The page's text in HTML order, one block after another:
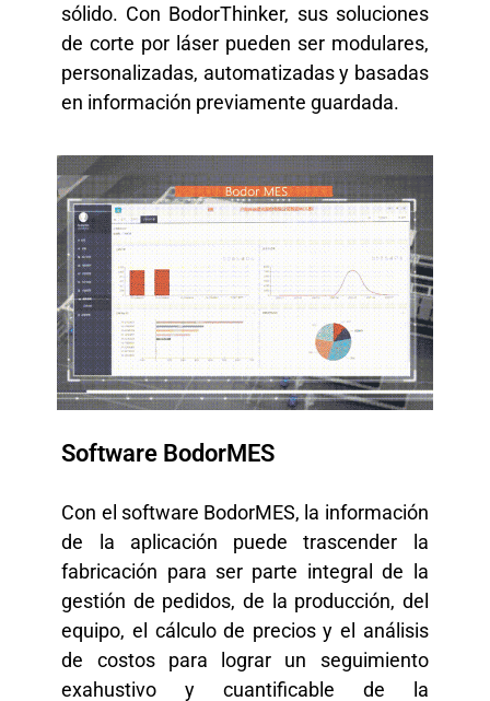
sólido. Con BodorThinker, sus soluciones
de corte por láser pueden ser modulares,
personalizadas, automatizadas y basadas
en información previamente guardada.
Software BodorMES
Con el software BodorMES, la información
de la aplicación puede trascender la
fabricación para ser parte integral de la
gestión de pedidos, de la producción, del
equipo, el cálculo de precios y el análisis
de costos para lograr un seguimiento
exahustivo y cuantificable de la